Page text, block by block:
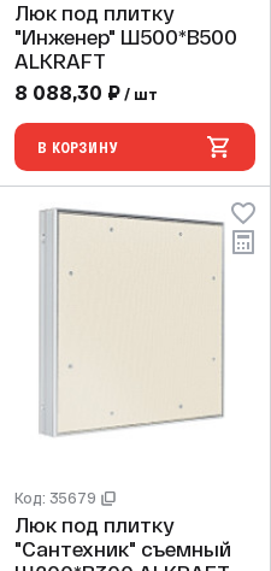
Люк под плитку
"Инженер" Ш500*В500
ALKRAFT
8 088,30 ₽ / шт
В КОРЗИНУ
Код: 35679
Люк под плитку
"Сантехник" съемный